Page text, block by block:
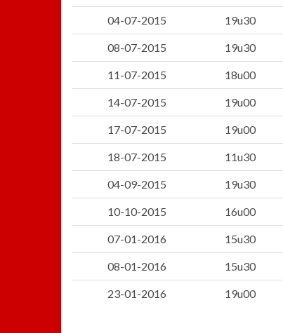
04-07-2015 19u30
08-07-2015 19u30
11-07-2015 18u00
14-07-2015 19u00
17-07-2015 19u00
18-07-2015 11u30
04-09-2015 19u30
10-10-2015 16u00
07-01-2016 15u30
08-01-2016 15u30
23-01-2016 19u00